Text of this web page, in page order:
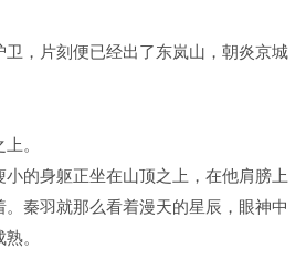
，片刻便已经出了东岚山，朝炎京城
。
的身躯正坐在山顶之上，在他肩膀上
秦羽就那么看着漫天的星辰，眼神中
。